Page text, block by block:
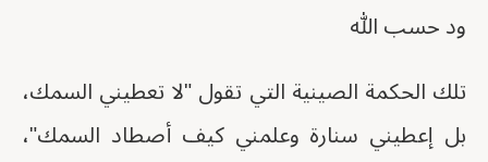
ود حسب الله
تلك الحكمة الصينية التي تقول "لا تعطيني السمك،
بل إعطيني سنارة وعلمني كيف أصطاد السمك"،